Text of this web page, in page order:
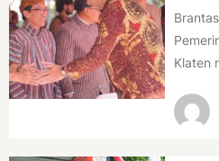
Klaten
di Alun-
(28/7/